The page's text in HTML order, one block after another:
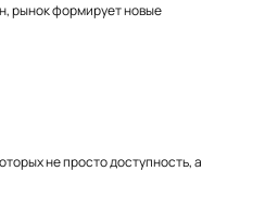
рынок формирует новые
не просто доступность, а